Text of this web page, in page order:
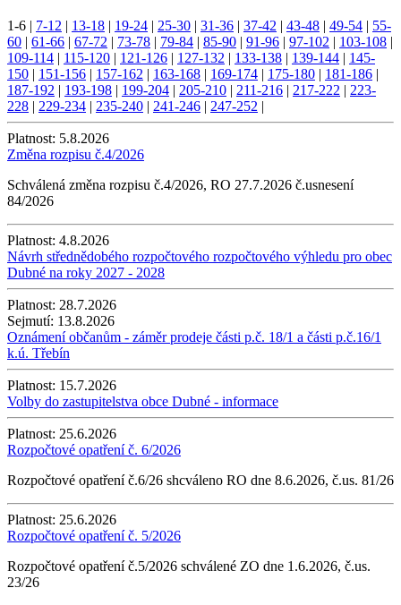
1-6 | 7-12 | 13-18 | 19-24 | 25-30 | 31-36 | 37-42 | 43-48 | 49-54 | 55-
60 | 61-66 | 67-72 | 73-78 | 79-84 | 85-90 | 91-96 | 97-102 | 103-108 |
109-114 | 115-120 | 121-126 | 127-132 | 133-138 | 139-144 | 145-
150 | 151-156 | 157-162 | 163-168 | 169-174 | 175-180 | 181-186 |
187-192 | 193-198 | 199-204 | 205-210 | 211-216 | 217-222 | 223-
228 | 229-234 | 235-240 | 241-246 | 247-252 |
Platnost: 5.8.2026
Změna rozpisu č.4/2026
Schválená změna rozpisu č.4/2026, RO 27.7.2026 č.usnesení
84/2026
Platnost: 4.8.2026
Návrh střednědobého rozpočtového rozpočtového výhledu pro obec
Dubné na roky 2027 - 2028
Platnost: 28.7.2026
Sejmutí: 13.8.2026
Oznámení občanům - záměr prodeje části p.č. 18/1 a části p.č.16/1
k.ú. Třebín
Platnost: 15.7.2026
Volby do zastupitelstva obce Dubné - informace
Platnost: 25.6.2026
Rozpočtové opatření č. 6/2026
Rozpočtové opatření č.6/26 shcváleno RO dne 8.6.2026, č.us. 81/26
Platnost: 25.6.2026
Rozpočtové opatření č. 5/2026
Rozpočtové opatření č.5/2026 schválené ZO dne 1.6.2026, č.us.
23/26